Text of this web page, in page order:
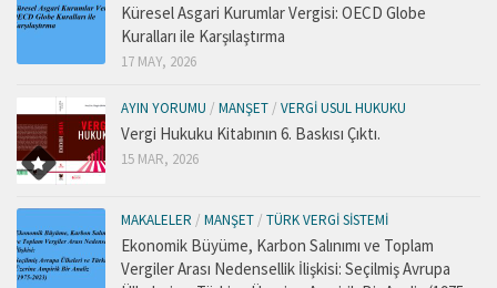
Küresel Asgari Kurumlar Vergisi: OECD Globe
Kuralları ile Karşılaştırma
17 MAY, 2026
AYIN YORUMU / MANŞET / VERGI USUL HUKUKU
Vergi Hukuku Kitabının 6. Baskısı Çıktı.
15 MAR, 2026
MAKALELER / MANŞET / TÜRK VERGI SISTEMI
Ekonomik Büyüme, Karbon Salınımı ve Toplam
Vergiler Arası Nedensellik İlişkisi: Seçilmiş Avrupa